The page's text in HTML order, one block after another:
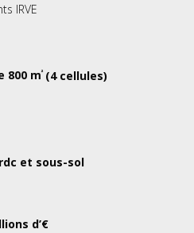
IRVE
800 m² (4 cellules)
et sous-sol
d’€